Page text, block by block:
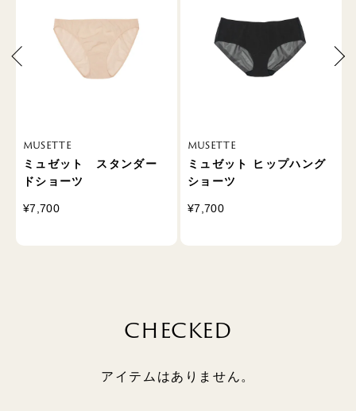
MUSETTE
ミュゼット スタンダー
ドショーツ
¥7,700
MUSETTE
ミュゼット ヒップハング
ショーツ
¥7,700
CHECKED
アイテムはありません。